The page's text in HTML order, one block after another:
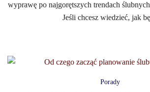
wyprawę po najgorętszych trendach
Jeśli chcesz wiedzieć, jak
Porady